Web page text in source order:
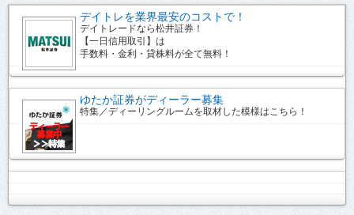
デイトレを業界最安のコストで！
デイトレードなら松井証券！
【一日信用取引】は
手数料・金利・貸株料が全て無料！
ゆたか証券がディーラー募集
特集／ディーリングルームを取材した模様はこちら！